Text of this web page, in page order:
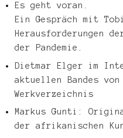
Es geht voran.
Ein Gespräch mit
Herausforderungen
der Pandemie.
Dietmar Elger im
aktuellen Bandes
Werkverzeichnis
Markus Gunti:
der afrikanischen